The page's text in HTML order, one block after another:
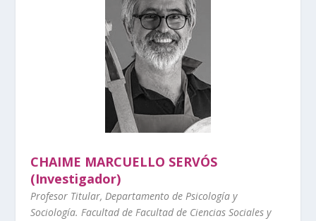
CHAIME MARCUELLO SERVÓS
(Investigador)
Profesor Titular, Departamento de Psicología y
Sociología. Facultad de Facultad de Ciencias Sociales y